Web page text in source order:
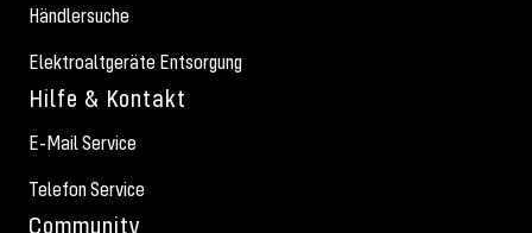
Händlersuche
Elektroaltgeräte Entsorgung
Hilfe & Kontakt
E-Mail Service
Telefon Service
Community